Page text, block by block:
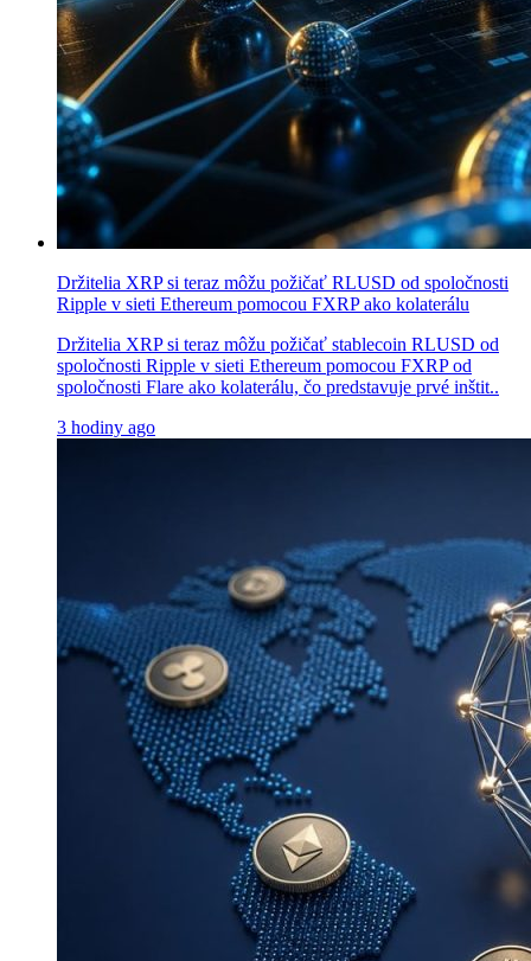
Držitelia XRP si teraz môžu požičať RLUSD od spoločnosti
Ripple v sieti Ethereum pomocou FXRP ako kolaterálu
Držitelia XRP si teraz môžu požičať stablecoin RLUSD od
spoločnosti Ripple v sieti Ethereum pomocou FXRP od
spoločnosti Flare ako kolaterálu, čo predstavuje prvé inštit..
3 hodiny ago